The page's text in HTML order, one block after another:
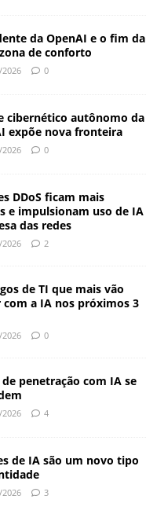
da OpenAI e o fim da
de conforto
0
cibernético autônomo da
expõe nova fronteira
0
DDoS ficam mais
e impulsionam uso de IA
das redes
2
de TI que mais vão
com a IA nos próximos 3
0
de penetração com IA se
4
de IA são um novo tipo
3